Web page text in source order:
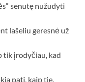
senutę nužudyti
lašeliu geresnė už
tik įrodyčiau, kad
pati, kaip tie,